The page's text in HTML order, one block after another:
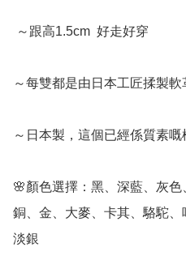
～每雙都是由日本工匠揉製軟
～日本製，這個已經係質素嘅
🌸顏色選擇：黑、深藍、灰
銅、金、大麥、卡其、駱駝、
淡銀